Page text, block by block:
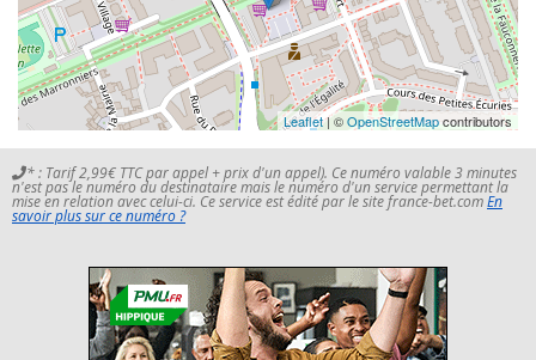
Leaflet| ©OpenStreetMapcontributors
* : Tarif 2,99€ TTC par appel + prix d'un appel). Ce numéro valable 3 minutes
n'est pas le numéro du destinataire mais le numéro d'un service permettant la
mise en relation avec celui-ci. Ce service est édité par le site france-bet.comEn
savoir plus sur ce numéro ?